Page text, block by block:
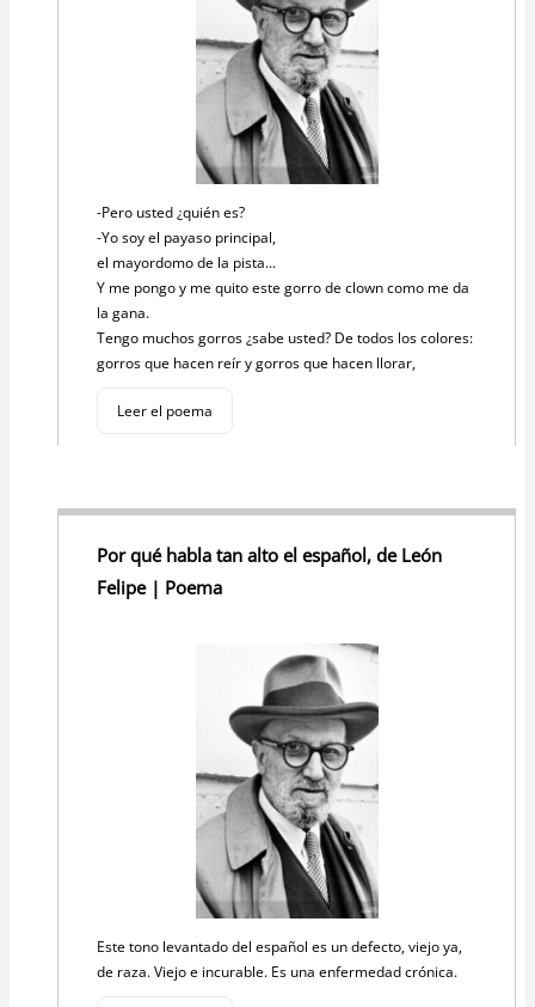
-Pero usted ¿quién es?
-Yo soy el payaso principal,
el mayordomo de la pista...
Y me pongo y me quito este gorro de clown como me da
la gana.
Tengo muchos gorros ¿sabe usted? De todos los colores:
gorros que hacen reír y gorros que hacen llorar,
Leer el poema
Por qué habla tan alto el español, de León
Felipe | Poema
Este tono levantado del español es un defecto, viejo ya,
de raza. Viejo e incurable. Es una enfermedad crónica.